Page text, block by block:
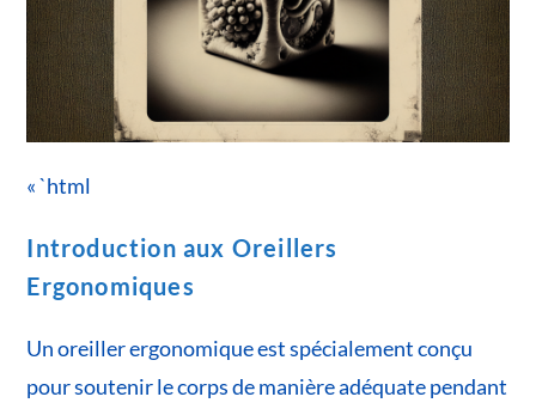
« `html
Introduction aux Oreillers
Ergonomiques
Un oreiller ergonomique est spécialement conçu
pour soutenir le corps de manière adéquate pendant